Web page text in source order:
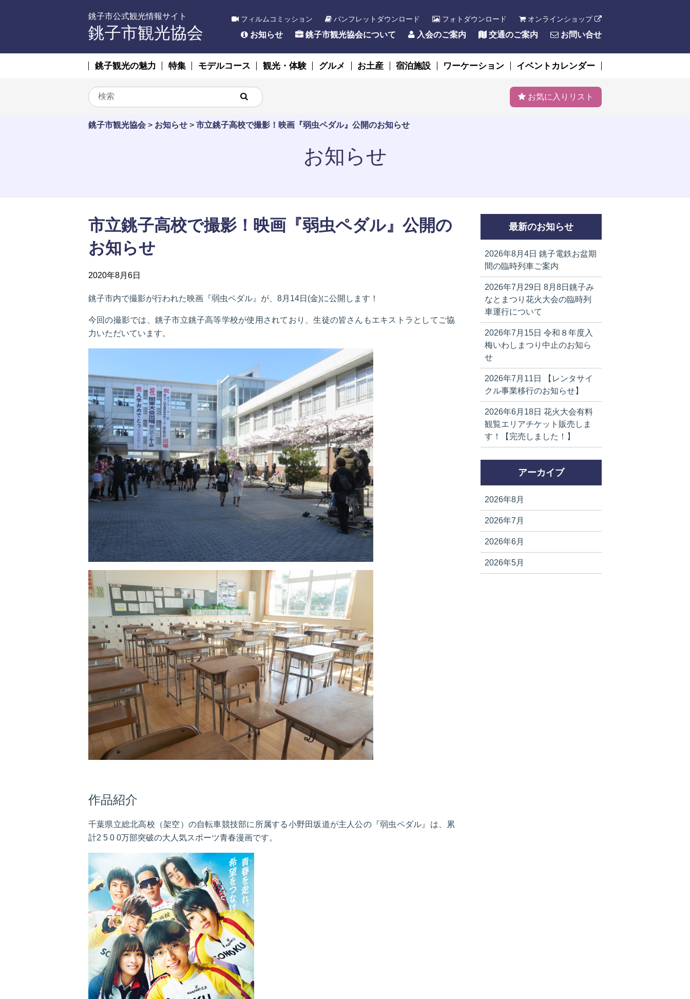
銚子市公式観光情報サイト
銚子市観光協会
フィルムコミッション パンフレットダウンロード フォトダウンロード オンラインショップ
お知らせ 銚子市観光協会について 入会のご案内 交通のご案内 お問い合せ
銚子観光の魅力 特集 モデルコース 観光・体験 グルメ お土産 宿泊施設 ワーケーション イベントカレンダー
お気に入りリスト
銚子市観光協会 > お知らせ > 市立銚子高校で撮影！映画『弱虫ペダル』公開のお知らせ
お知らせ
市立銚子高校で撮影！映画『弱虫ペダル』公開の
お知らせ
2020年8月6日
銚子市内で撮影が行われた映画『弱虫ペダル』が、8月14日(金)に公開します！
今回の撮影では、銚子市立銚子高等学校が使用されており、生徒の皆さんもエキストラとしてご協
力いただいています。
作品紹介
千葉県立総北高校（架空）の自転車競技部に所属する小野田坂道が主人公の『弱虫ペダル』は、累
計2 5 0 0万部突破の大人気スポーツ青春漫画です。
最新のお知らせ
2026年8月4日 銚子電鉄お盆期
間の臨時列車ご案内
2026年7月29日 8月8日銚子み
なとまつり花火大会の臨時列
車運行について
2026年7月15日 令和８年度入
梅いわしまつり中止のお知ら
せ
2026年7月11日
【レンタサイ
クル事業移行のお知らせ】
2026年6月18日 花火大会有料
観覧エリアチケット販売しま
す！【完売しました！】
アーカイブ
2026年8月
2026年7月
2026年6月
2026年5月